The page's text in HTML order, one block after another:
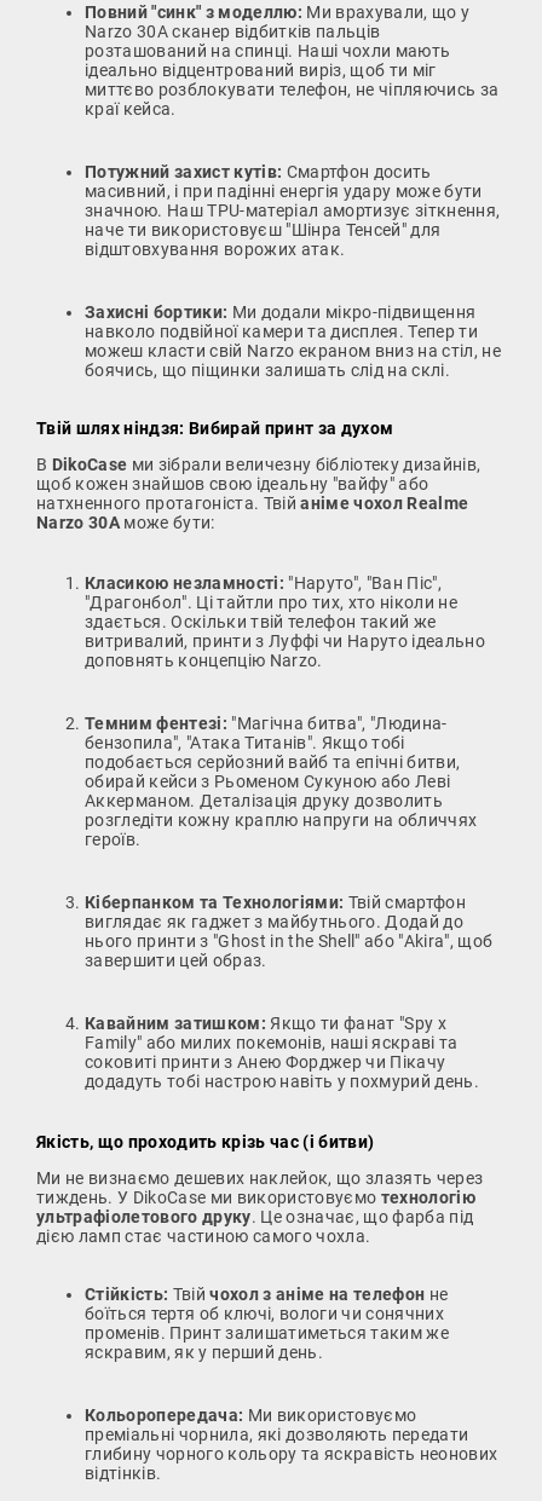
Повний "синк" з моделлю: Ми врахували, що у
Narzo 30A сканер відбитків пальців
розташований на спинці. Наші чохли мають
ідеально відцентрований виріз, щоб ти міг
миттєво розблокувати телефон, не чіпляючись за
краї кейса.
Потужний захист кутів: Смартфон досить
масивний, і при падінні енергія удару може бути
значною. Наш TPU-матеріал амортизує зіткнення,
наче ти використовуєш "Шінра Тенсей" для
відштовхування ворожих атак.
Захисні бортики: Ми додали мікро-підвищення
навколо подвійної камери та дисплея. Тепер ти
можеш класти свій Narzo екраном вниз на стіл, не
боячись, що піщинки залишать слід на склі.
Твій шлях ніндзя: Вибирай принт за духом
В DikoCase ми зібрали величезну бібліотеку дизайнів,
щоб кожен знайшов свою ідеальну "вайфу" або
натхненного протагоніста. Твійаніме чохол Realme
Narzo 30A може бути:
Класикою незламності: "Наруто", "Ван Піс",
"Драгонбол". Ці тайтли про тих, хто ніколи не
здається. Оскільки твій телефон такий же
витривалий, принти з Луффі чи Наруто ідеально
доповнять концепцію Narzo.
Темним фентезі: "Магічна битва", "Людина-
бензопила", "Атака Титанів". Якщо тобі
подобається серйозний вайб та епічні битви,
обирай кейси з Рьоменом Сукуною або Леві
Аккерманом. Деталізація друку дозволить
розгледіти кожну краплю напруги на обличчях
героїв.
Кіберпанком та Технологіями: Твій смартфон
виглядає як гаджет з майбутнього. Додай до
нього принти з "Ghost in the Shell" або "Akira", щоб
завершити цей образ.
Кавайним затишком: Якщо ти фанат "Spy x
Family" або милих покемонів, наші яскраві та
соковиті принти з Анею Форджер чи Пікачу
додадуть тобі настрою навіть у похмурий день.
Якість, що проходить крізь час (і битви)
Ми не визнаємо дешевих наклейок, що злазять через
тиждень. У DikoCase ми використовуємо технологію
ультрафіолетового друку. Це означає, що фарба під
дією ламп стає частиною самого чохла.
Стійкість: Твійчохол з аніме на телефон не
боїться тертя об ключі, вологи чи сонячних
променів. Принт залишатиметься таким же
яскравим, як у перший день.
Кольоропередача: Ми використовуємо
преміальні чорнила, які дозволяють передати
глибину чорного кольору та яскравість неонових
відтінків.